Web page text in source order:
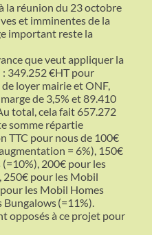
la réunion du 23 octobre
et imminentes de la
important reste la
que veut appliquer la
349.252 €HT pour
loyer mairie et ONF,
de 3,5% et 89.410
total, cela fait 657.272
somme répartie
TTC pour nous de 100€
= 6%), 150€
200€ pour les
250€ pour les Mobil
les Mobil Homes
Bungalows(=11%).
opposés à ce projet pour